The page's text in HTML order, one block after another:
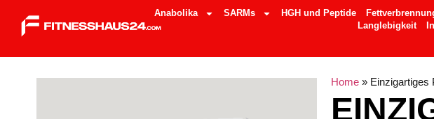
Anabolika SARMs HGH und Peptide
Langlebigkeit
Home» Einzigartiges